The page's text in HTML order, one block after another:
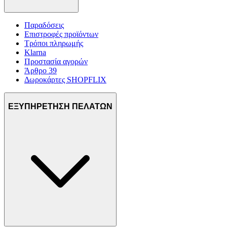
Παραδόσεις
Επιστροφές προϊόντων
Τρόποι πληρωμής
Klarna
Προστασία αγορών
Άρθρο 39
Δωροκάρτες SHOPFLIX
ΕΞΥΠΗΡΕΤΗΣΗ ΠΕΛΑΤΩΝ